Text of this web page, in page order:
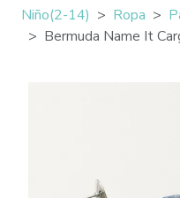
Niño(2-14) Ropa
Bermuda Name It